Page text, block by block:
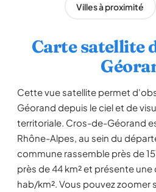
Villes à proximité
Carte satellite
Cette vue satellite permet
Géorand depuis le ciel et de
territoriale. Cros-de-Géorand
Rhône-Alpes, au sein du
commune rassemble près de
près de 44 km² et présente
hab/km². Vous pouvez zoomer